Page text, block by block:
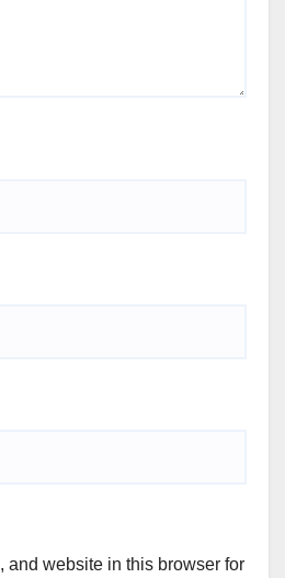
and website in this browser for